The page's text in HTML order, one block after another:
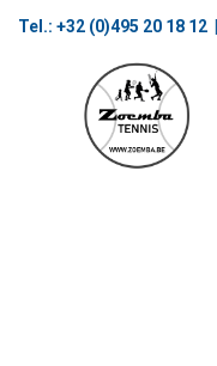
Tel.: +32 (0)495 20 18